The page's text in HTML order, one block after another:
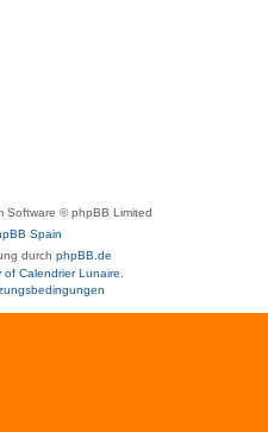
Software © phpBB Limited
Spain
durch phpBB.de
of Calendrier Lunaire.